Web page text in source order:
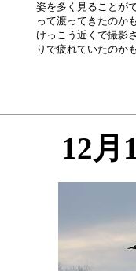
姿を多く見ることが
って渡ってきたのか
けっこう近くで撮影
12月